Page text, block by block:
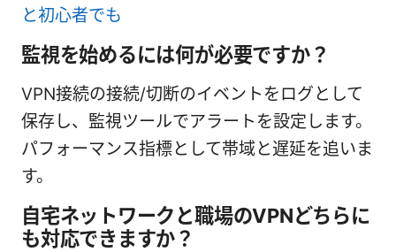
と初心者でも
監視を始めるには何が必要ですか？
VPN接続の接続/切断のイベントをログとして
保存し、監視ツールでアラートを設定します。
パフォーマンス指標として帯域と遅延を追いま
す。
自宅ネットワークと職場のVPNどちらに
も対応できますか？